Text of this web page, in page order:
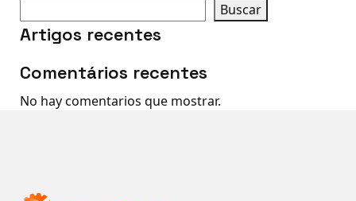
Buscar
Artigos recentes
Comentários recentes
No hay comentarios que mostrar.